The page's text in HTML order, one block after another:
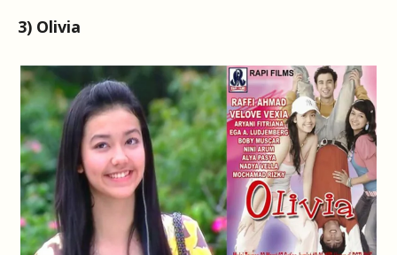
3) Olivia